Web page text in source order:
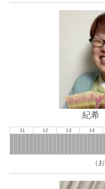
紀希
11 12 13 14
（